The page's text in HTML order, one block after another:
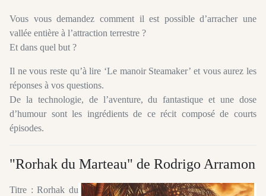
Vous vous demandez comment il est possible d’arracher une
vallée entière à l’attraction terrestre ?
Et dans quel but ?
Il ne vous reste qu’à lire ‘Le manoir Steamaker’ et vous aurez les
réponses à vos questions.
De la technologie, de l’aventure, du fantastique et une dose
d’humour sont les ingrédients de ce récit composé de courts
épisodes.
"Rorhak du Marteau" de Rodrigo Arramon
Titre : Rorhak du